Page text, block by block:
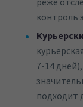
контроль
7-14
подходит